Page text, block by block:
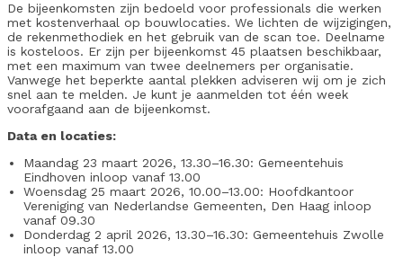
De bijeenkomsten zijn bedoeld voor professionals die werken
met kostenverhaal op bouwlocaties. We lichten de wijzigingen,
de rekenmethodiek en het gebruik van de scan toe. Deelname
is kosteloos. Er zijn per bijeenkomst 45 plaatsen beschikbaar,
met een maximum van twee deelnemers per organisatie.
Vanwege het beperkte aantal plekken adviseren wij om je zich
snel aan te melden. Je kunt je aanmelden tot één week
voorafgaand aan de bijeenkomst.
Data en locaties:
Maandag 23 maart 2026, 13.30–16.30: Gemeentehuis
Eindhoven inloop vanaf 13.00
Woensdag 25 maart 2026, 10.00–13.00: Hoofdkantoor
Vereniging van Nederlandse Gemeenten, Den Haag inloop
vanaf 09.30
Donderdag 2 april 2026, 13.30–16.30: Gemeentehuis Zwolle
inloop vanaf 13.00